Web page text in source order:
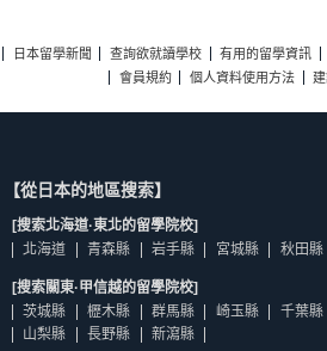
日本留學新聞 查詢欲就讀學校 有用的留學資訊
會員規約
個人資料使用方法
【從日本的地區搜索】
[搜索北海道·東北的留學院校]
北海道
青森縣 岩手縣 宮城縣 秋田縣
[搜索關東·甲信越的留學院校]
茨城縣
櫪木縣 群馬縣 崎玉縣 千葉縣
山梨縣
長野縣 新瀉縣